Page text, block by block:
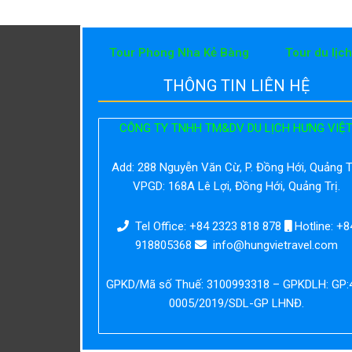
Tour Phong Nha Kẻ Bàng Tour du
THÔNG TIN LIÊN HỆ
CÔNG TY TNHH TM&DV DU LỊCH HƯNG VIỆT
Add: 288 Nguyễn Văn Cừ, P. Đồng Hới, Quảng
VPGD: 168A Lê Lợi, Đồng Hới, Quảng Trị.
Tel Office: +84 2323 818 878
Hotline:
918805368
info@hungvietravel.com
GPKD/Mã số Thuế: 3100993318 – GPKDLH:
0005/2019/SDL-GP LHNĐ.